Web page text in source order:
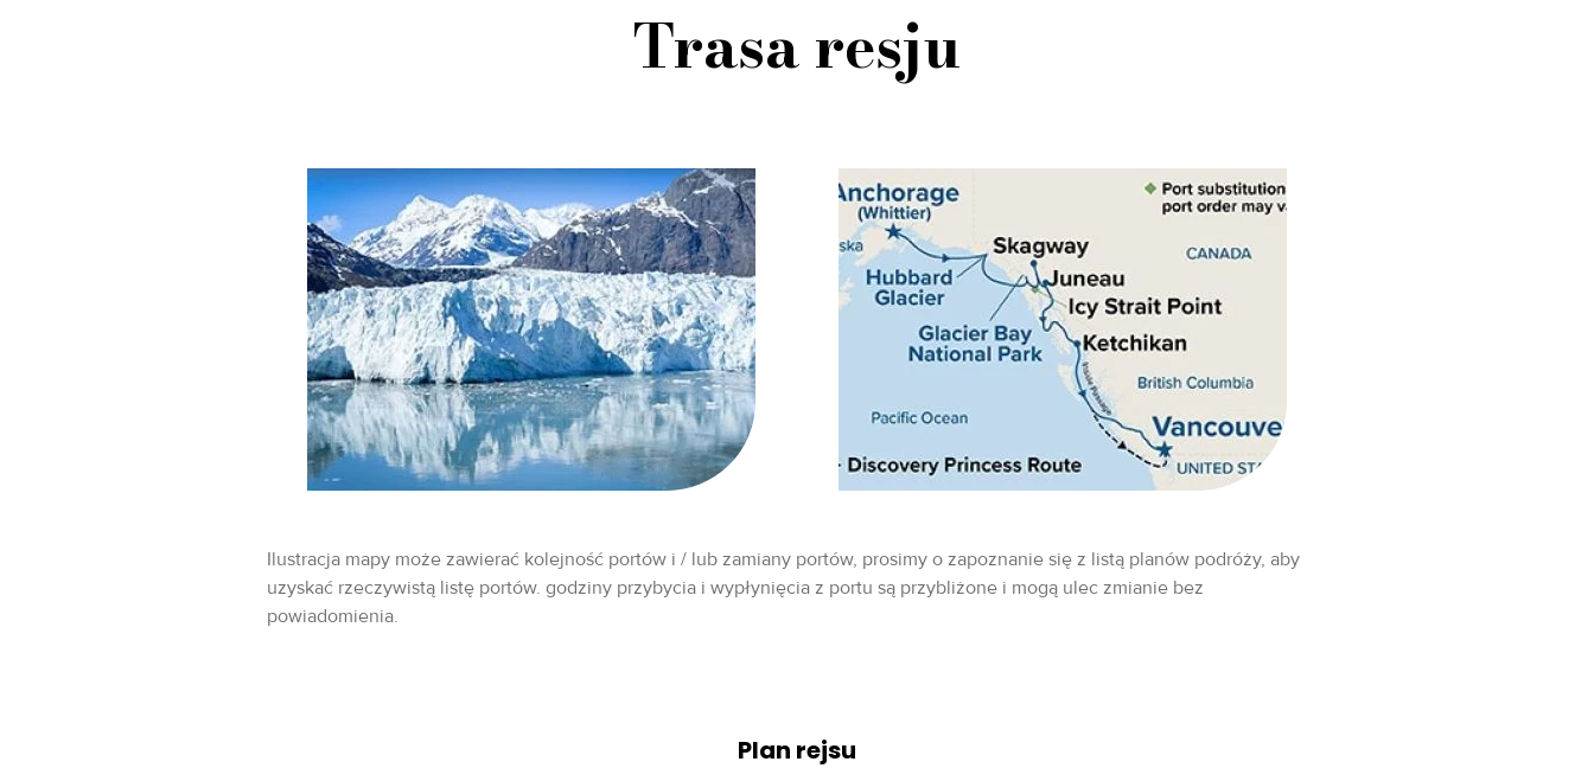
Trasa resju
Ilustracja mapy może zawierać kolejność portów i / lub zamiany portów, prosimy o zapoznanie się z listą planów podróży, aby
uzyskać rzeczywistą listę portów. godziny przybycia i wypłynięcia z portu są przybliżone i mogą ulec zmianie bez
powiadomienia.
Plan rejsu